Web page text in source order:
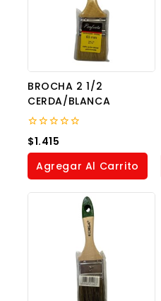
BROCHA 2 1/2
CERDA/BLANCA
0
out
of
$1.415
Agregar Al Carrito